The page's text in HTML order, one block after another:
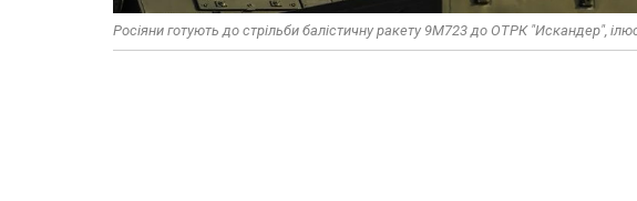
Росіяни готують до стрільби балістичну ракету 9М723 до ОТРК "Искандер",